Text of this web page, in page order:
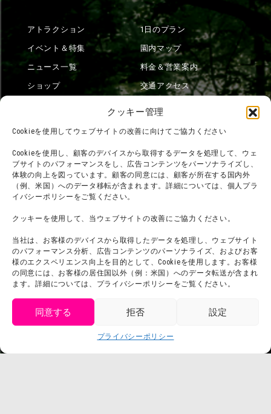
クッキー管理
Cookieを使用してウェブサイトの改善に向けてご協力ください
Cookieを使用し、顧客のデバイスから取得するデータを処理して、ウェ
ブサイトのパフォーマンスをし、広告コンテンツをパーソナライズし、
体験の向上を図っています。顧客の同意には、顧客が所在する国内外
（例、米国）へのデータ移転が含まれます。詳細については、個人プラ
イバシーポリシーをご覧ください。
クッキーを使用して、当ウェブサイトの改善にご協力ください。
当社は、お客様のデバイスから取得したデータを処理し、ウェブサイト
のパフォーマンス分析、広告コンテンツのパーソナライズ、およびお客
様のエクスペリエンス向上を目的として、Cookieを使用します。お客様
の同意には、お客様の居住国以外（例：米国）へのデータ転送が含まれ
ます。詳細については、プライバシーポリシーをご覧ください。
同意する 拒否 設定
プライバシーポリシー
アトラクション
イベント＆特集
ニュース一覧
ショップ
1日のプラン
園内マップ
料金＆営業案内
交通アクセス
団体利用について
お問い合わせ
利用規約
プライバシーポリシー
プレスリリース
メディア掲載実績
会社概要
スタッフ募集